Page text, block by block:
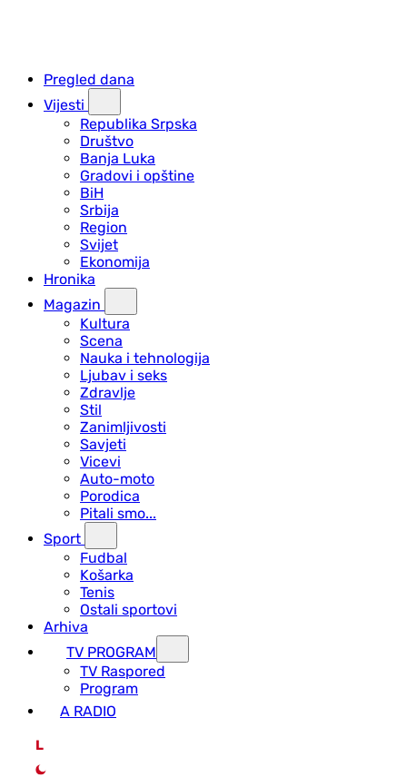
Pregled dana
Vijesti
Republika Srpska
Društvo
Banja Luka
Gradovi i opštine
BiH
Srbija
Region
Svijet
Ekonomija
Hronika
Magazin
Kultura
Scena
Nauka i tehnologija
Ljubav i seks
Zdravlje
Stil
Zanimljivosti
Savjeti
Vicevi
Auto-moto
Porodica
Pitali smo...
Sport
Fudbal
Košarka
Tenis
Ostali sportovi
Arhiva
TV PROGRAM
ТV Raspored
Program
A RADIO
L